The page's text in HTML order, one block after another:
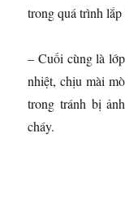
trong quá trình
– Cuối cùng là
nhiệt, chịu mài
trong tránh bị
cháy.